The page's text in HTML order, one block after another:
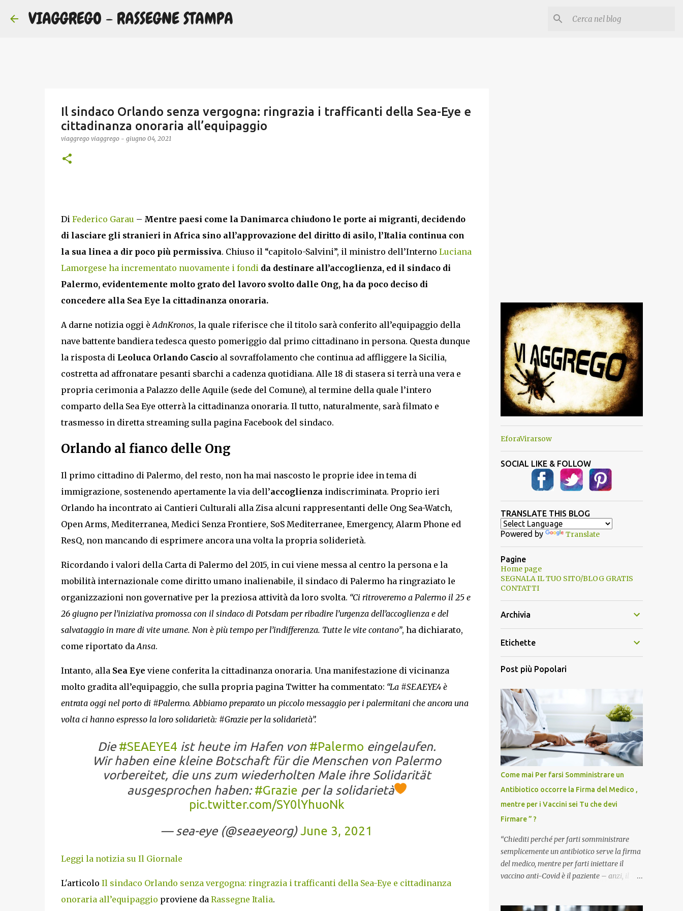
VIAGGREGO - RASSEGNE STAMPA
Il sindaco Orlando senza vergogna: ringrazia i trafficanti della Sea-Eye e
cittadinanza onoraria all’equipaggio
viaggrego viaggrego - giugno 04, 2021
Di Federico Garau – Mentre paesi come la Danimarca chiudono le porte ai migranti, decidendo
di lasciare gli stranieri in Africa sino all’approvazione del diritto di asilo, l’Italia continua con
la sua linea a dir poco più permissiva. Chiuso il “capitolo-Salvini”, il ministro dell’Interno Luciana
Lamorgese ha incrementato nuovamente i fondi da destinare all’accoglienza, ed il sindaco di
Palermo, evidentemente molto grato del lavoro svolto dalle Ong, ha da poco deciso di
concedere alla Sea Eye la cittadinanza onoraria.
A darne notizia oggi èAdnKronos, la quale riferisce che il titolo sarà conferito all’equipaggio della
nave battente bandiera tedesca questo pomeriggio dal primo cittadinano in persona. Questa dunque
la risposta di Leoluca Orlando Cascioal sovraffolamento che continua ad affliggere la Sicilia,
costretta ad affronatare pesanti sbarchi a cadenza quotidiana. Alle 18 di stasera si terrà una vera e
propria cerimonia a Palazzo delle Aquile (sede del Comune), al termine della quale l’intero
comparto della Sea Eye otterrà la cittadinanza onoraria. Il tutto, naturalmente, sarà filmato e
trasmesso in diretta streaming sulla pagina Facebook del sindaco.
Orlando al fianco delle Ong
Il primo cittadino di Palermo, del resto, non ha mai nascosto le proprie idee in tema di
immigrazione, sostenendo apertamente la via dell’accoglienza indiscriminata. Proprio ieri
Orlando ha incontrato ai Cantieri Culturali alla Zisa alcuni rappresentanti delle Ong Sea-Watch,
Open Arms, Mediterranea, Medici Senza Frontiere, SoS Mediterranee, Emergency, Alarm Phone ed
ResQ, non mancando di esprimere ancora una volta la propria soliderietà.
Ricordando i valori della Carta di Palermo del 2015, in cui viene messa al centro la persona e la
mobilità internazionale come diritto umano inalienabile, il sindaco di Palermo ha ringraziato le
organizzazioni non governative per la preziosa attività da loro svolta. “Ci ritroveremo a Palermo il 25 e
26 giugno per l’iniziativa promossa con il sindaco di Potsdam per ribadire l’urgenza dell’accoglienza e del
salvataggio in mare di vite umane. Non è più tempo per l’indifferenza. Tutte le vite contano”, ha dichiarato,
come riportato da Ansa.
Intanto, alla Sea Eye viene conferita la cittadinanza onoraria. Una manifestazione di vicinanza
molto gradita all’equipaggio, che sulla propria pagina Twitter ha commentato: “La #SEAEYE4 è
entrata oggi nel porto di #Palermo. Abbiamo preparato un piccolo messaggio per i palermitani che ancora una
volta ci hanno espresso la loro solidarietà: #Grazie per la solidarietà”.
Die #SEAEYE4 ist heute im Hafen von #Palermo eingelaufen.
Wir haben eine kleine Botschaft für die Menschen von Palermo
vorbereitet, die uns zum wiederholten Male ihre Solidarität
ausgesprochen haben:#Grazie per la solidarietà
pic.twitter.com/SY0lYhuoNk
— sea-eye (@seaeyeorg)June 3, 2021
Leggi la notizia su Il Giornale
L'articolo Il sindaco Orlando senza vergogna: ringrazia i trafficanti della Sea-Eye e cittadinanza
onoraria all’equipaggio proviene da Rassegne Italia.
EforaVirarsow
SOCIAL LIKE & FOLLOW
TRANSLATE THIS BLOG
Powered by Translate
Pagine
Home page
SEGNALA IL TUO SITO/BLOG GRATIS
CONTATTI
Archivia
Etichette
Post più Popolari
Come mai Per farsi Somministrare un
Antibiotico occorre la Firma del Medico ,
mentre per i Vaccini sei Tu che devi
Firmare ” ?
“Chiediti perché per farti somministrare
semplicemente un antibiotico serve la firma
del medico, mentre per farti iniettare il
vaccino anti-Covid è il paziente – anzi, il